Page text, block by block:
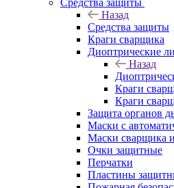
Средства защиты
Назад
Средства защиты
Краги сварщика
Диоптрические
Назад
Краги
Краги
Защита органов
Маски с
Маски сварщика
Очки защитные
Перчатки
Пластины